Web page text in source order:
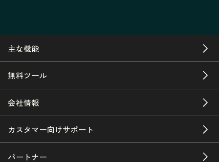
主な機能
無料ツール
会社情報
カスタマー向けサポート
パートナー